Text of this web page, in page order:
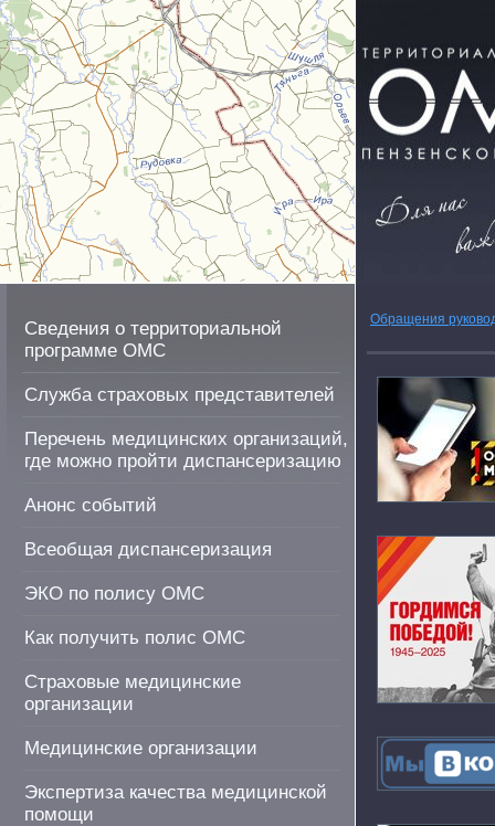
Сведения о территориальной
программе ОМС
Служба страховых представителей
Перечень медицинских организаций,
где можно пройти диспансеризацию
Анонс событий
Всеобщая диспансеризация
ЭКО по полису ОМС
Как получить полис ОМС
Страховые медицинские
организации
Медицинские организации
Экспертиза качества медицинской
помощи
Обращения